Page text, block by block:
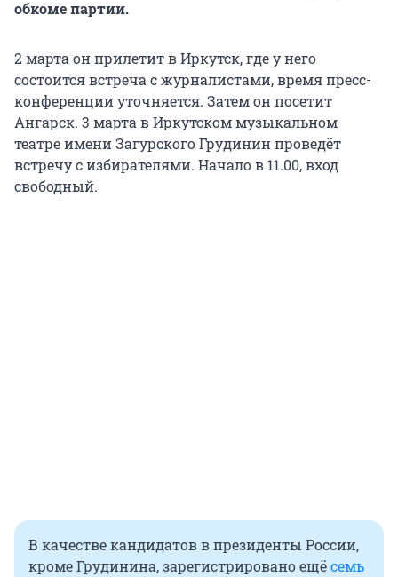
обкоме партии.
2 марта он прилетит в Иркутск, где у него
состоится встреча с журналистами, время пресс-
конференции уточняется. Затем он посетит
Ангарск. 3 марта в Иркутском музыкальном
театре имени Загурского Грудинин проведёт
встречу с избирателями. Начало в 11.00, вход
свободный.
В качестве кандидатов в президенты России,
кроме Грудинина, зарегистрировано ещёсемь